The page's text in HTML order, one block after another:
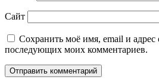
Сайт
Сохранить моё имя, email и адрес
последующих моих комментариев.